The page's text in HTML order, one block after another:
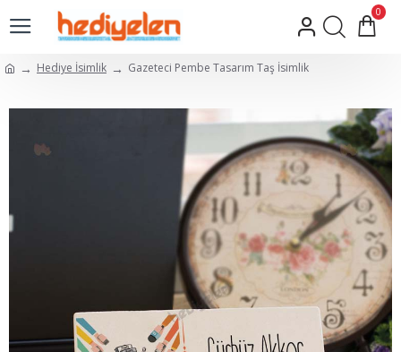
0
Hediye İsimlik Gazeteci Pembe Tasarım Taş İsimlik